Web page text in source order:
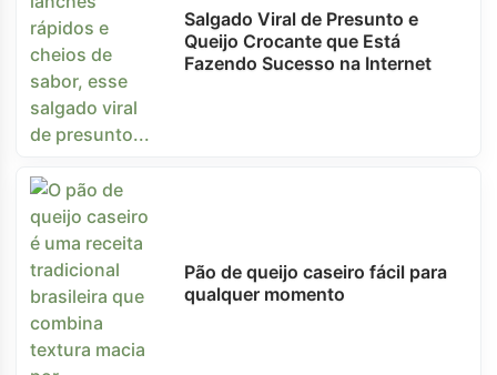
Salgado Viral de Presunto e
Queijo Crocante que Está
Fazendo Sucesso na Internet
Pão de queijo caseiro fácil para
qualquer momento